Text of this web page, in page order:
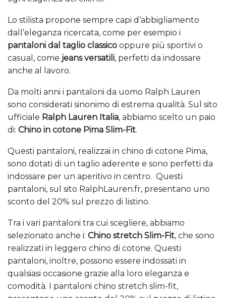
Lo stilista propone sempre capi d’abbigliamento
dall’eleganza ricercata, come per esempio i
pantaloni dal taglio classico oppure più sportivi o
casual, come jeans versatili, perfetti da indossare
anche al lavoro.
Da molti anni i pantaloni da uomo Ralph Lauren
sono considerati sinonimo di estrema qualità. Sul sito
ufficiale Ralph Lauren Italia, abbiamo scelto un paio
di: Chino in cotone Pima Slim-Fit.
Questi pantaloni, realizzai in chino di cotone Pima,
sono dotati di un taglio aderente e sono perfetti da
indossare per un aperitivo in centro. Questi
pantaloni, sul sito RalphLauren.fr, presentano uno
sconto del 20% sul prezzo di listino.
Tra i vari pantaloni tra cui scegliere, abbiamo
selezionato anche i: Chino stretch Slim-Fit, che sono
realizzati in leggero chino di cotone. Questi
pantaloni, inoltre, possono essere indossati in
qualsiasi occasione grazie alla loro eleganza e
comodità. I pantaloni chino stretch slim-fit,